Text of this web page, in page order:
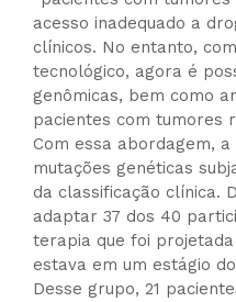
acesso inadequado a
clínicos. No entanto,
tecnológico, agora é
genômicas, bem como
pacientes com tumores
Com essa abordagem,
mutações genéticas
da classificação clínica.
adaptar 37 dos 40
terapia que foi
estava em um estágio
Desse grupo, 21